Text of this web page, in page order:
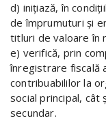
d) iniţiază, în
de împrumuturi şi
titluri de valoare în
e) verifică, prin
înregistrare fiscală
contribuabililor la
social principal, cât
secundar.